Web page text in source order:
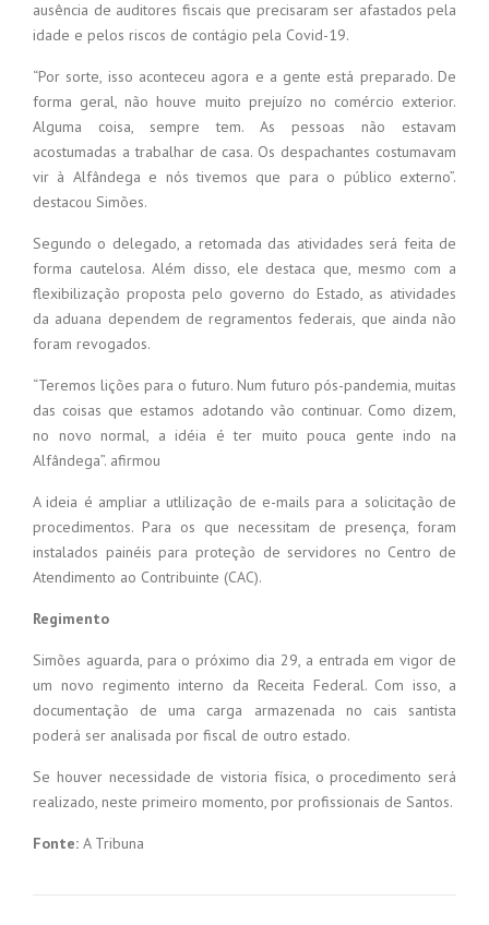
ausência de auditores fiscais que precisaram ser afastados pela
idade e pelos riscos de contágio pela Covid-19.
“Por sorte, isso aconteceu agora e a gente está preparado. De
forma geral, não houve muito prejuízo no comércio exterior.
Alguma coisa, sempre tem. As pessoas não estavam
acostumadas a trabalhar de casa. Os despachantes costumavam
vir à Alfândega e nós tivemos que para o público externo”.
destacou Simões.
Segundo o delegado, a retomada das atividades será feita de
forma cautelosa. Além disso, ele destaca que, mesmo com a
flexibilização proposta pelo governo do Estado, as atividades
da aduana dependem de regramentos federais, que ainda não
foram revogados.
“Teremos lições para o futuro. Num futuro pós-pandemia, muitas
das coisas que estamos adotando vão continuar. Como dizem,
no novo normal, a idéia é ter muito pouca gente indo na
Alfândega”. afirmou
A ideia é ampliar a utlilização de e-mails para a solicitação de
procedimentos. Para os que necessitam de presença, foram
instalados painéis para proteção de servidores no Centro de
Atendimento ao Contribuinte (CAC).
Regimento
Simões aguarda, para o próximo dia 29, a entrada em vigor de
um novo regimento interno da Receita Federal. Com isso, a
documentação de uma carga armazenada no cais santista
poderá ser analisada por fiscal de outro estado.
Se houver necessidade de vistoria física, o procedimento será
realizado, neste primeiro momento, por profissionais de Santos.
Fonte: A Tribuna